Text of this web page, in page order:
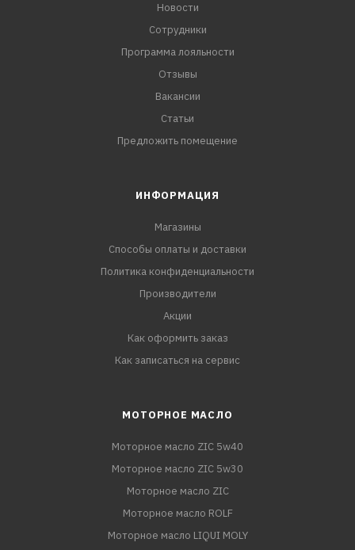
Новости
Сотрудники
Программа лояльности
Отзывы
Вакансии
Статьи
Предложить помещение
ИНФОРМАЦИЯ
Магазины
Способы оплаты и доставки
Политика конфиденциальности
Производители
Акции
Как оформить заказ
Как записаться на сервис
МОТОРНОЕ МАСЛО
Моторное масло ZIC 5w40
Моторное масло ZIC 5w30
Моторное масло ZIC
Моторное масло ROLF
Моторное масло LIQUI MOLY